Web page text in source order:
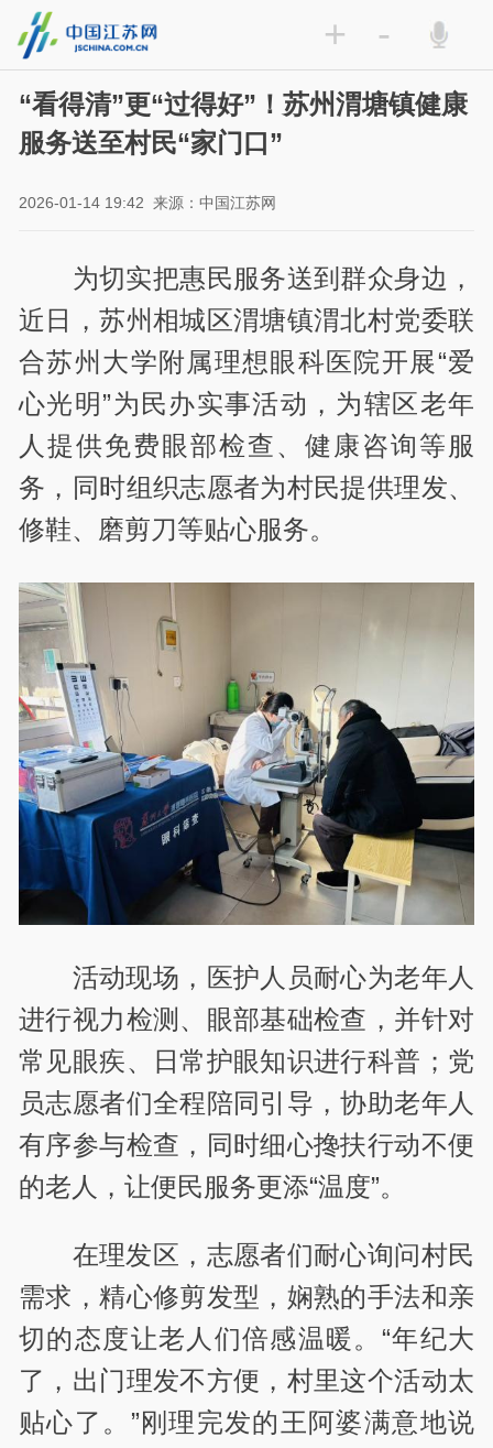
+ -
“看得清”更“过得好”！苏州渭塘镇健康
服务送至村民“家门口”
2026-01-14 19:42 来源：中国江苏网
为切实把惠民服务送到群众身边，
近日，苏州相城区渭塘镇渭北村党委联
合苏州大学附属理想眼科医院开展“爱
心光明”为民办实事活动，为辖区老年
人提供免费眼部检查、健康咨询等服
务，同时组织志愿者为村民提供理发、
修鞋、磨剪刀等贴心服务。
活动现场，医护人员耐心为老年人
进行视力检测、眼部基础检查，并针对
常见眼疾、日常护眼知识进行科普；党
员志愿者们全程陪同引导，协助老年人
有序参与检查，同时细心搀扶行动不便
的老人，让便民服务更添“温度”。
在理发区，志愿者们耐心询问村民
需求，精心修剪发型，娴熟的手法和亲
切的态度让老人们倍感温暖。“年纪大
了，出门理发不方便，村里这个活动太
贴心了。”刚理完发的王阿婆满意地说